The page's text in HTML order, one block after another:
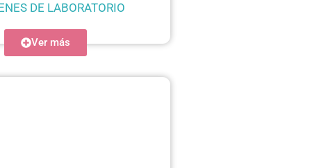
DE LABORATORIO
Ver más